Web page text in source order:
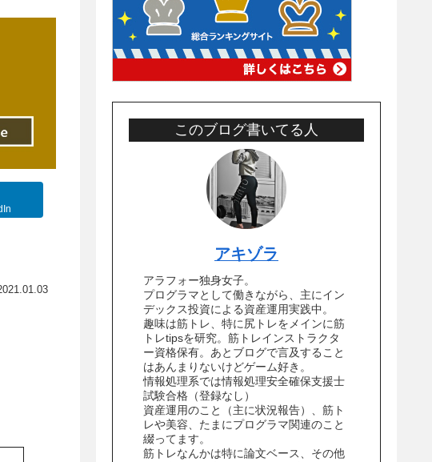
このブログ書いてる人
アキゾラ
アラフォー独身女子。
プログラマとして働きながら、主にイン
デックス投資による資産運用実践中。
趣味は筋トレ、特に尻トレをメインに筋
トレtipsを研究。筋トレインストラクタ
ー資格保有。あとブログで言及すること
はあんまりないけどゲーム好き。
情報処理系では情報処理安全確保支援士
試験合格（登録なし）
資産運用のこと（主に状況報告）、筋ト
レや美容、たまにプログラマ関連のこと
綴ってます。
筋トレなんかは特に論文ベース、その他